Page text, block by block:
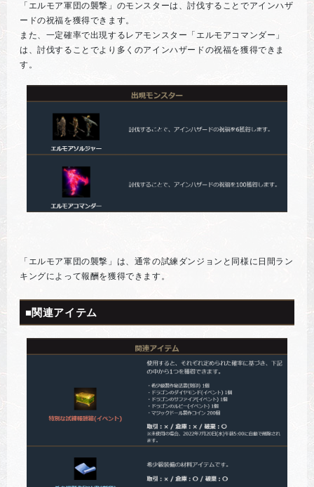
「エルモア軍団の襲撃」のモンスターは、討伐することでアインハザ
ードの祝福を獲得できます。
また、一定確率で出現するレアモンスター「エルモアコマンダー」
は、討伐することでより多くのアインハザードの祝福を獲得できま
す。
「エルモア軍団の襲撃」は、通常の試練ダンジョンと同様に日間ラン
キングによって報酬を獲得できます。
■関連アイテム